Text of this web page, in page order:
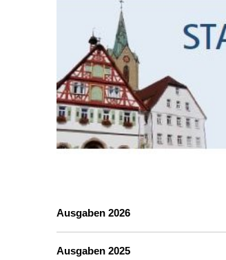
Ausgaben 2026
Ausgaben 2025